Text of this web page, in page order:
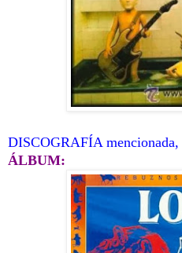
DISCOGRAFÍA mencionada,
ÁLBUM: